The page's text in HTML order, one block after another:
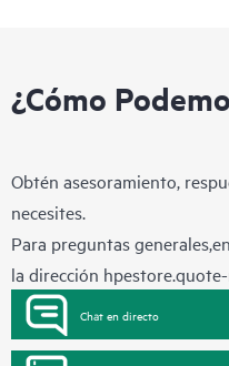
¿Cómo
Obtén asesoramiento,
necesites.
Para preguntas
la dirección
Chat en directo